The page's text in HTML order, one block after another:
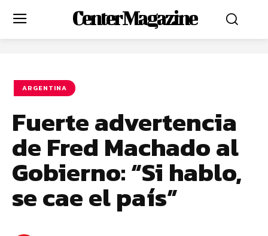
Center Magazine
ARGENTINA
Fuerte advertencia
de Fred Machado al
Gobierno: “Si hablo,
se cae el país”